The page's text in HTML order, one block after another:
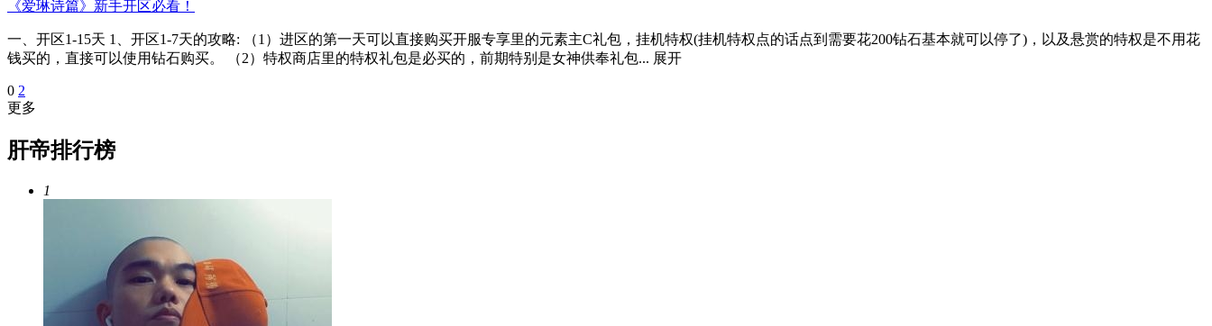
《爱琳诗篇》新手开区必看！
一、开区1-15天 1、开区1-7天的攻略: （1）进区的第一天可以直接购买开服专享里的元素主C礼包，挂机特权(挂机特权点的话点到需要花200钻石基本就可以停了)，以及悬赏的特权是不用花
钱买的，直接可以使用钻石购买。 （2）特权商店里的特权礼包是必买的，前期特别是女神供奉礼包... 展开
0 2
更多
肝帝排行榜
1